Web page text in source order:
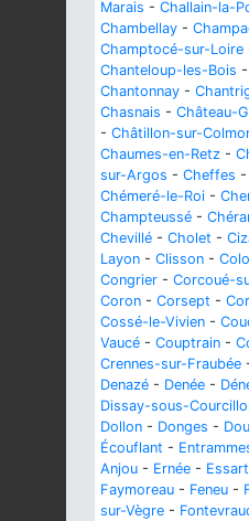
Marais - Challain-la-
Chambellay -
Champtocé-sur-Loire
Chanteloup-les-Bois -
Chantonnay -
Chasnais - Château-
- Châtillon-sur-
Chaumes-en-Retz -
sur-Argos - Cheffes -
Chémeré-le-Roi -
Champteussé -
Chevillé - Cholet -
Layon - Clisson -
Congrier - Corcoué-
Coron - Corsept -
Cossé-le-Vivien -
Vaucé - Couptrain -
Crennes-sur-Fraubée
Denazé - Denée -
Dissay-sous-
Dollon - Donges -
Écouflant -
Anjou - Ernée -
Faymoreau - Feneu -
sur-Vègre -